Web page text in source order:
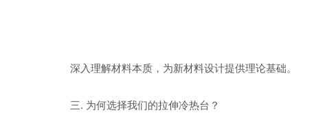
深入理解材料本质，为新材料设计提供理论基础。
三. 为何选择我们的拉伸冷热台？